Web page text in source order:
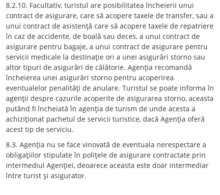
8.2.10. Facultativ, turistul are posibilitatea încheierii unui
contract de asigurare, care să acopere taxele de transfer, sau a
unui contract de asistenţă care să acopere taxele de repatriere
în caz de accidente, de boală sau deces, a unui contract de
asigurare pentru bagaje, a unui contract de asigurare pentru
servicii medicale la destinaţie ori a unei asigurări storno sau
altor tipuri de asigurări de călătorie. Agenţia recomandă
încheierea unei asigurări storno pentru acoperirea
eventualelor penalităţi de anulare. Turistul se poate informa în
agenţii despre cazurile acoperite de asigurarea storno, aceasta
putând fi încheiată în agenţia de turism de unde acesta a
achiziţionat pachetul de servicii turistice, dacă Agenţia oferă
acest tip de serviciu.
8.3. Agenţia nu se face vinovată de eventuala nerespectare a
obligaţiilor stipulate în poliţele de asigurare contractate prin
intermediul Agenţiei, deoarece aceasta este doar intermediar
între turist şi asigurator.